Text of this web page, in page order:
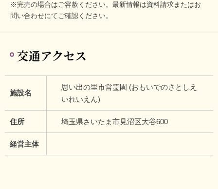
※完売の場合はご容赦ください。最新情報は資料請求またはお
問い合わせにてご確認ください。
交通アクセス
施設名
思い出の里市営霊園 (おもいでのさとしえ
いれいえん)
住所 埼玉県さいたま市見沼区大谷600
経営主体